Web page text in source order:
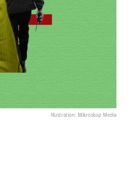
Illustration: Mikroskop Media